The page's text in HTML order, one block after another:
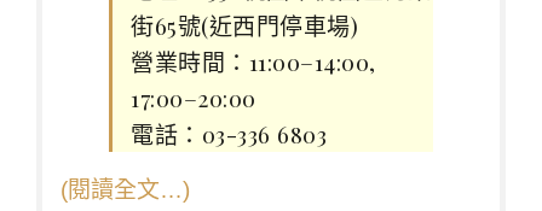
街65號(近西門停車場)
營業時間：11:00–14:00,
17:00–20:00
電話：03-336 6803
(閱讀全文…)